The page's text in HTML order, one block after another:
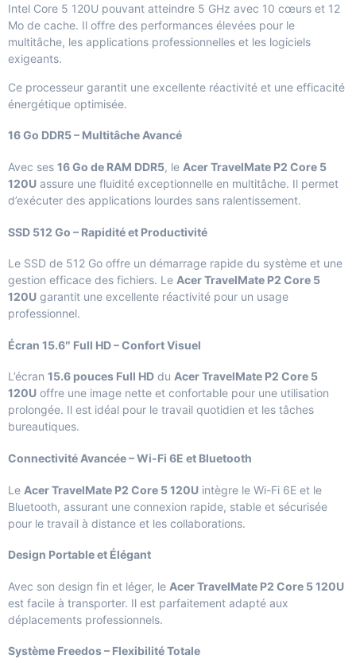
Intel Core 5 120U pouvant atteindre 5 GHz avec 10 cœurs et 12
Mo de cache. Il offre des performances élevées pour le
multitâche, les applications professionnelles et les logiciels
exigeants.
Ce processeur garantit une excellente réactivité et une efficacité
énergétique optimisée.
16 Go DDR5 – Multitâche Avancé
Avec ses 16 Go de RAM DDR5, le Acer TravelMate P2 Core 5
120U assure une fluidité exceptionnelle en multitâche. Il permet
d’exécuter des applications lourdes sans ralentissement.
SSD 512 Go – Rapidité et Productivité
Le SSD de 512 Go offre un démarrage rapide du système et une
gestion efficace des fichiers. Le Acer TravelMate P2 Core 5
120U garantit une excellente réactivité pour un usage
professionnel.
Écran 15.6″ Full HD – Confort Visuel
L’écran 15.6 pouces Full HD du Acer TravelMate P2 Core 5
120U offre une image nette et confortable pour une utilisation
prolongée. Il est idéal pour le travail quotidien et les tâches
bureautiques.
Connectivité Avancée – Wi-Fi 6E et Bluetooth
Le Acer TravelMate P2 Core 5 120U intègre le Wi-Fi 6E et le
Bluetooth, assurant une connexion rapide, stable et sécurisée
pour le travail à distance et les collaborations.
Design Portable et Élégant
Avec son design fin et léger, le Acer TravelMate P2 Core 5 120U
est facile à transporter. Il est parfaitement adapté aux
déplacements professionnels.
Système Freedos – Flexibilité Totale